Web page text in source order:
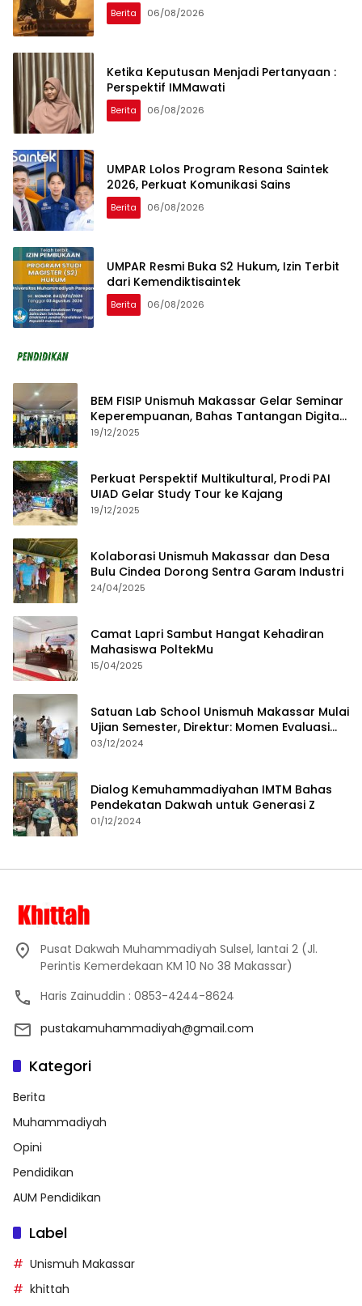
Berita 06/08/2026
Ketika Keputusan Menjadi Pertanyaan :
Perspektif IMMawati
Berita 06/08/2026
UMPAR Lolos Program Resona Saintek
2026, Perkuat Komunikasi Sains
Berita 06/08/2026
UMPAR Resmi Buka S2 Hukum, Izin Terbit
dari Kemendiktisaintek
Berita 06/08/2026
BEM FISIP Unismuh Makassar Gelar Seminar
Keperempuanan, Bahas Tantangan Digital
dan Budaya Lokal
19/12/2025
Perkuat Perspektif Multikultural, Prodi PAI
UIAD Gelar Study Tour ke Kajang
19/12/2025
Kolaborasi Unismuh Makassar dan Desa
Bulu Cindea Dorong Sentra Garam Industri
24/04/2025
Camat Lapri Sambut Hangat Kehadiran
Mahasiswa PoltekMu
15/04/2025
Satuan Lab School Unismuh Makassar Mulai
Ujian Semester, Direktur: Momen Evaluasi
Proses Pembelajaran
03/12/2024
Dialog Kemuhammadiyahan IMTM Bahas
Pendekatan Dakwah untuk Generasi Z
01/12/2024
Pusat Dakwah Muhammadiyah Sulsel, lantai 2 (Jl.
Perintis Kemerdekaan KM 10 No 38 Makassar)
Haris Zainuddin : 0853-4244-8624
pustakamuhammadiyah@gmail.com
Kategori
Berita
Muhammadiyah
Opini
Pendidikan
AUM Pendidikan
Label
Unismuh Makassar
khittah